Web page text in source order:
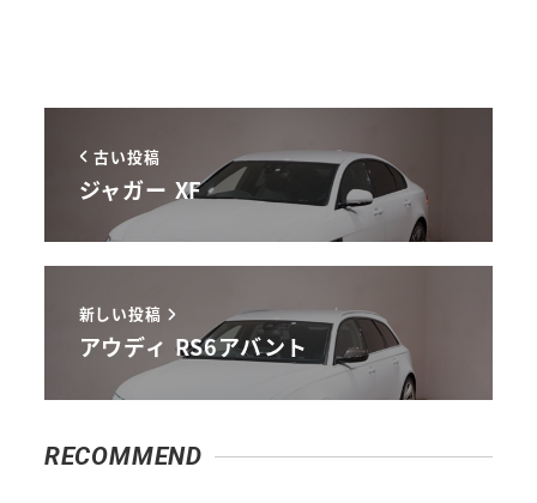
古い投稿
ジャガー XF
新しい投稿
アウディ RS6アバント
RECOMMEND